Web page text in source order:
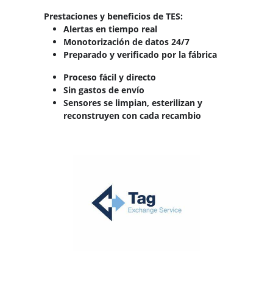
Prestaciones y beneficios de TES:
Alertas en tiempo real
Monotorización de datos 24/7
Preparado y verificado por la fábrica
Proceso fácil y directo
Sin gastos de envío
Sensores se limpian, esterilizan y
reconstruyen con cada recambio